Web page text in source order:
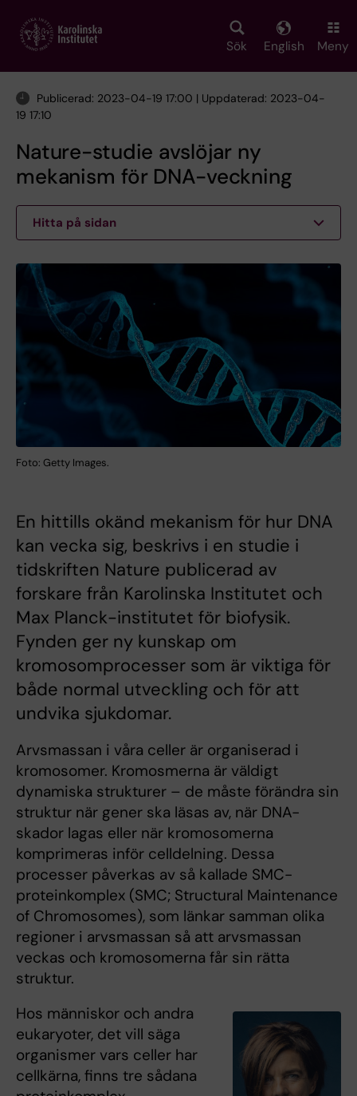
main
Sök English Meny
Publicerad: 2023-04-19 17:00 | Uppdaterad: 2023-04-
19 17:10
Nature-studie avslöjar ny
mekanism för DNA-veckning
Hitta på sidan
Foto: Getty Images.
En hittills okänd mekanism för hur DNA
kan vecka sig, beskrivs i en studie i
tidskriften Nature publicerad av
forskare från Karolinska Institutet och
Max Planck-institutet för biofysik.
Fynden ger ny kunskap om
kromosomprocesser som är viktiga för
både normal utveckling och för att
undvika sjukdomar.
Arvsmassan i våra celler är organiserad i
kromosomer. Kromosmerna är väldigt
dynamiska strukturer – de måste förändra sin
struktur när gener ska läsas av, när DNA-
skador lagas eller när kromosomerna
komprimeras inför celldelning. Dessa
processer påverkas av så kallade SMC-
proteinkomplex (SMC; Structural Maintenance
of Chromosomes), som länkar samman olika
regioner i arvsmassan så att arvsmassan
veckas och kromosomerna får sin rätta
struktur.
Hos människor och andra
eukaryoter, det vill säga
organismer vars celler har
cellkärna, finns tre sådana